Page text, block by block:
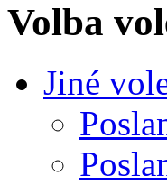
Volba
Jiné